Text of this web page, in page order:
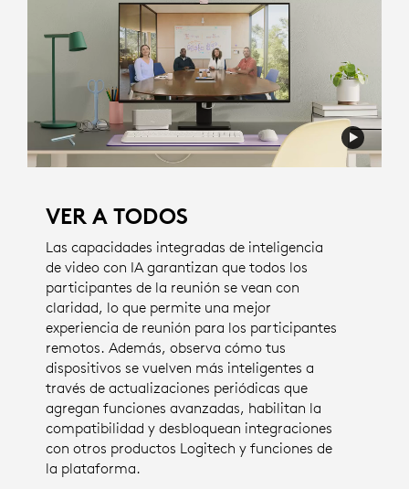
VER A TODOS
Las capacidades integradas de inteligencia
de video con IA garantizan que todos los
participantes de la reunión se vean con
claridad, lo que permite una mejor
experiencia de reunión para los participantes
remotos. Además, observa cómo tus
dispositivos se vuelven más inteligentes a
través de actualizaciones periódicas que
agregan funciones avanzadas, habilitan la
compatibilidad y desbloquean integraciones
con otros productos Logitech y funciones de
la plataforma.